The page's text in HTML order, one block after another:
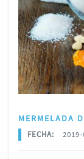
MERMELADA
FECHA: